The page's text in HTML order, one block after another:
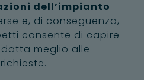
dell’impianto
e, di conseguenza,
consente di capire
meglio alle